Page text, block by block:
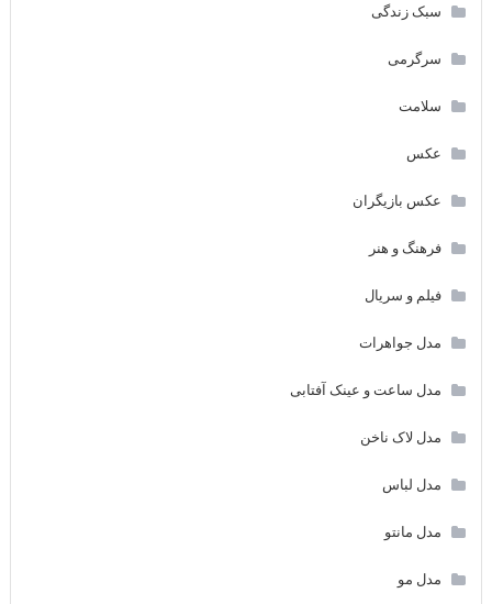
سبک زندگی
سرگرمی
سلامت
عکس
عکس بازیگران
فرهنگ و هنر
فیلم و سریال
مدل جواهرات
مدل ساعت و عینک آفتابی
مدل لاک ناخن
مدل لباس
مدل مانتو
مدل مو